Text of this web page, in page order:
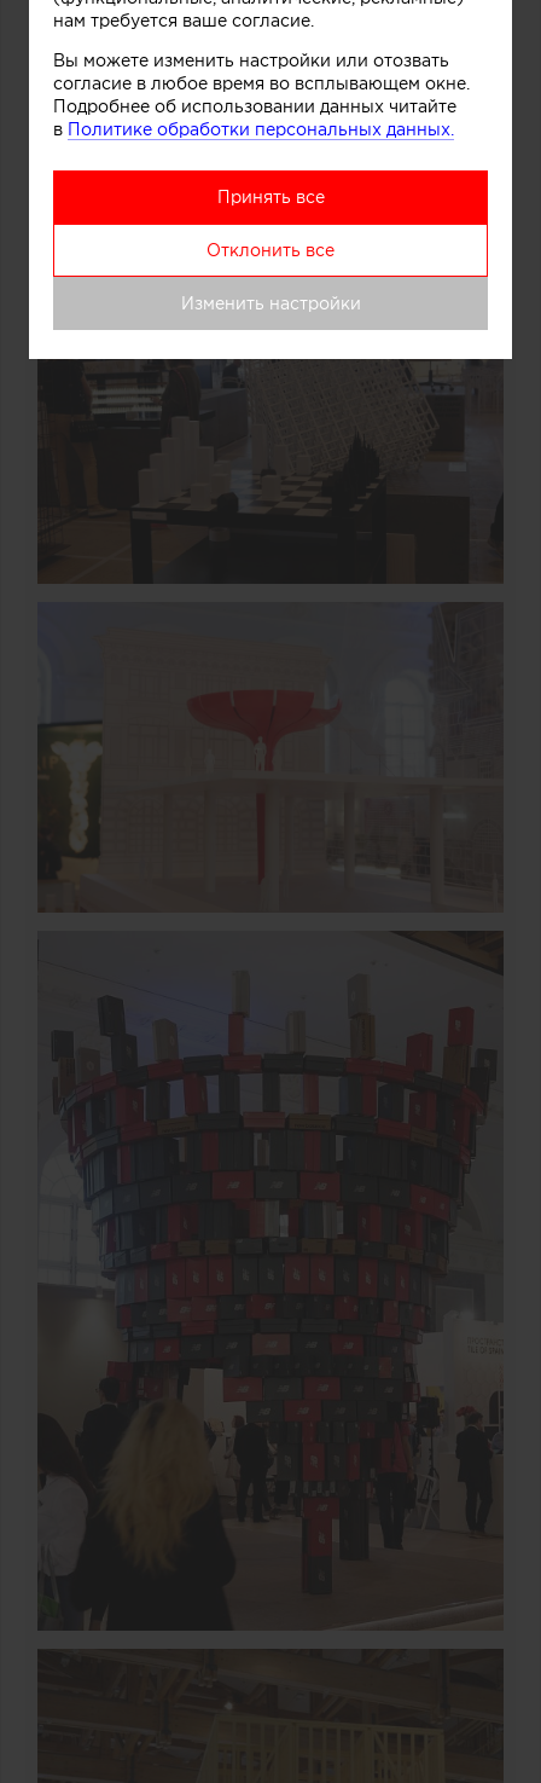
нам требуется ваше согласие.
Вы можете изменить настройки или отозвать
согласие в любое время во всплывающем окне.
Подробнее об использовании данных читайте
в Политике обработки персональных данных.
Принять все
Отклонить все
Изменить настройки